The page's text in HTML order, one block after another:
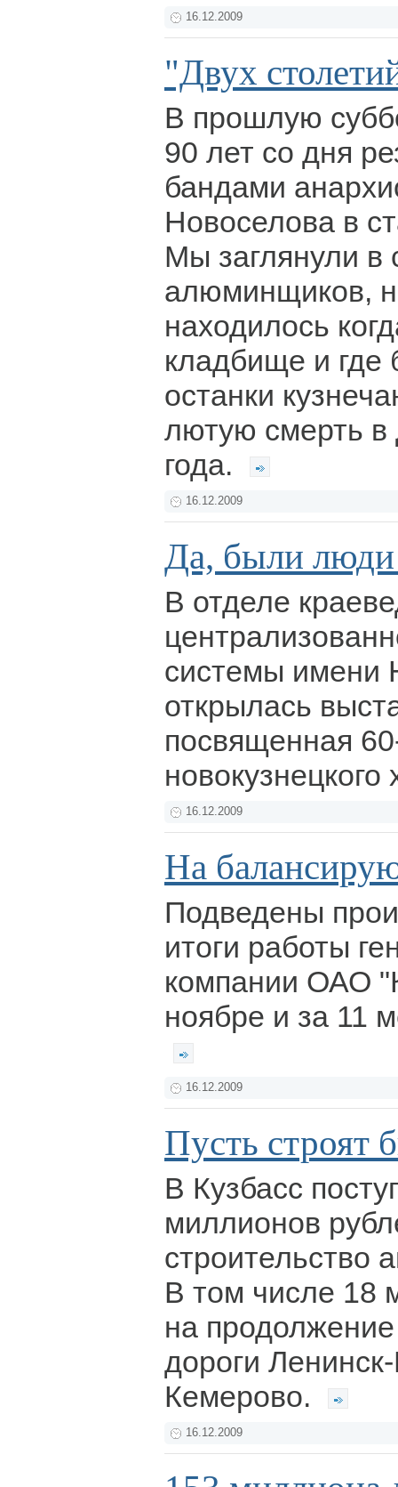
16.12.2009
"Двух
В прошлую
90 лет со дня
бандами
Новоселова в
Мы заглянули в
алюминщиков,
находилось
кладбище и где
останки
лютую смерть в
года.
16.12.2009
Да, были
В отделе
системы имени
открылась
посвященная
новокузнецкого
16.12.2009
На
Подведены
итоги работы
компании ОАО
ноябре и за 11
16.12.2009
Пусть строят
В Кузбасс
миллионов
строительство
В том числе 18
на
дороги
Кемерово.
16.12.2009